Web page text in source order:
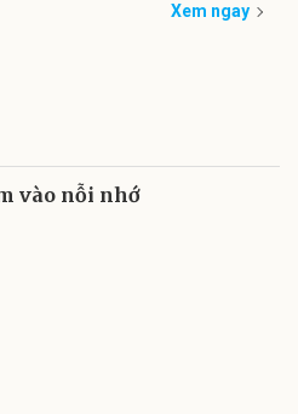
Xem ngay
vào nỗi nhớ